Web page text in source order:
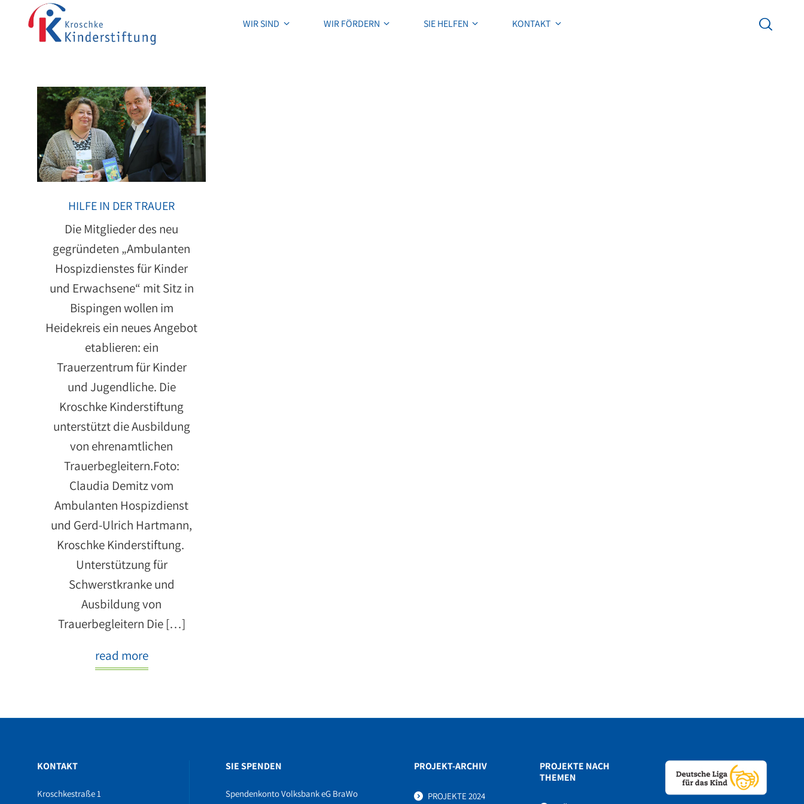
WIR SIND WIR FÖRDERN SIE HELFEN KONTAKT
WIR SIND WIR FÖRDERN SIE HELFEN KONTAKT
HILFE IN DER TRAUER
Die Mitglieder des neu
gegründeten „Ambulanten
Hospizdienstes für Kinder
und Erwachsene“ mit Sitz in
Bispingen wollen im
Heidekreis ein neues Angebot
etablieren: ein
Trauerzentrum für Kinder
und Jugendliche. Die
Kroschke Kinderstiftung
unterstützt die Ausbildung
von ehrenamtlichen
Trauerbegleitern.Foto:
Claudia Demitz vom
Ambulanten Hospizdienst
und Gerd-Ulrich Hartmann,
Kroschke Kinderstiftung.
Unterstützung für
Schwerstkranke und
Ausbildung von
Trauerbegleitern Die […]
read more
KONTAKT
Kroschkestraße 1
SIE SPENDEN
Spendenkonto Volksbank eG BraWo
PROJEKT-ARCHIV
PROJEKTE 2024
PROJEKTE NACH
THEMEN